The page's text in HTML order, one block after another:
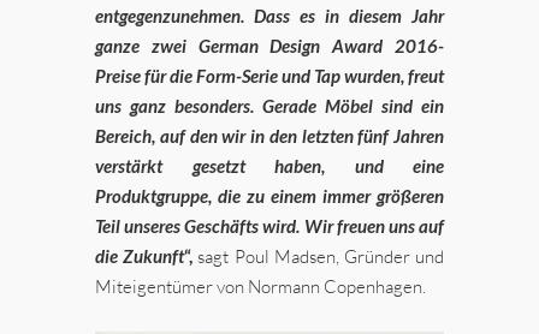
entgegenzunehmen. Dass es in diesem Jahr
ganze zwei German Design Award 2016-
Preise für die Form-Serie und Tap wurden, freut
uns ganz besonders. Gerade Möbel sind ein
Bereich, auf den wir in den letzten fünf Jahren
verstärkt gesetzt haben, und eine
Produktgruppe, die zu einem immer größeren
Teil unseres Geschäfts wird. Wir freuen uns auf
die Zukunft“, sagt Poul Madsen, Gründer und
Miteigentümer von Normann Copenhagen.